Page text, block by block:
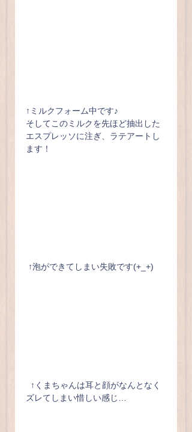
↑ミルクフォーム中です♪
そしてこのミルクを先ほど抽出した
エスプレッソに注ぎ、ラテアートし
ます！
↑泡ができてしまい失敗です(+_+)
ズレてしまい惜しい感じ…